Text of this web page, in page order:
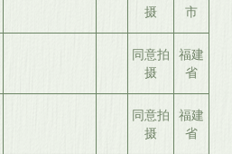
摄
市
同意拍
摄
福建
省
同意拍
摄
福建
省